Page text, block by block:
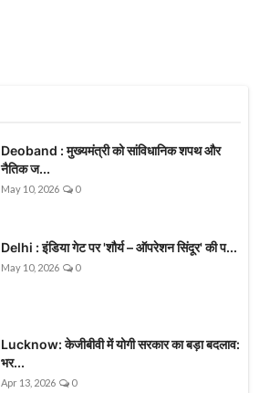
Deoband : मुख्यमंत्री को सांविधानिक शपथ और
नैतिक ज...
May 10, 2026 0
Delhi : इंडिया गेट पर 'शौर्य – ऑपरेशन सिंदूर' की प...
May 10, 2026 0
Lucknow: केजीबीवी में योगी सरकार का बड़ा बदलाव:
भर...
Apr 13, 2026 0